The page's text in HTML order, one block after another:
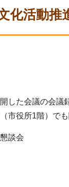
化活動推
した会議の会議
市役所1階）でも
談会